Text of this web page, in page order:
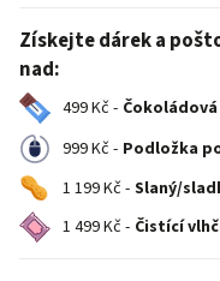
Získejte dárek a
nad:
499 Kč -
999 Kč - Podložka
1 199 Kč - Slaný/
1 499 Kč - Čistící